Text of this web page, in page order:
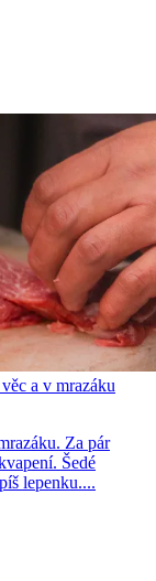
a v mrazáku
Za pár
Šedé
lepenku....